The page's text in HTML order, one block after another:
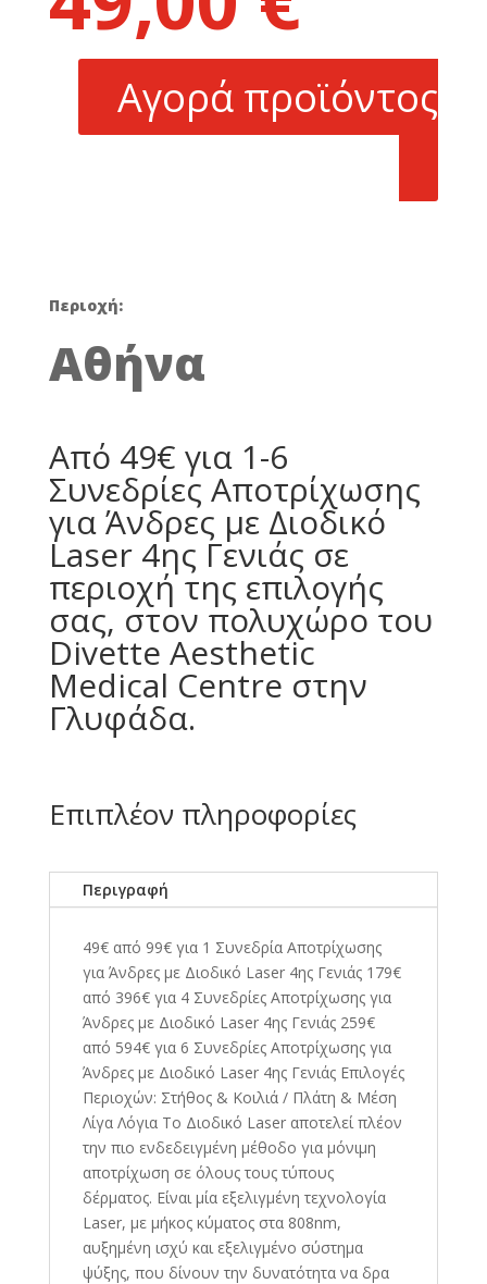
99,00 €.
τιμή
είναι:
49,00 €.
Αγορά προϊόντος
Περιοχή:
Αθήνα
Από 49€ για 1-6
Συνεδρίες Αποτρίχωσης
για Άνδρες με Διοδικό
Laser 4ης Γενιάς σε
περιοχή της επιλογής
σας, στον πολυχώρο του
Divette Aesthetic
Medical Centre στην
Γλυφάδα.
Επιπλέον πληροφορίες
Περιγραφή
49€ από 99€ για 1 Συνεδρία Αποτρίχωσης
για Άνδρες με Διοδικό Laser 4ης Γενιάς 179€
από 396€ για 4 Συνεδρίες Αποτρίχωσης για
Άνδρες με Διοδικό Laser 4ης Γενιάς 259€
από 594€ για 6 Συνεδρίες Αποτρίχωσης για
Άνδρες με Διοδικό Laser 4ης Γενιάς Επιλογές
Περιοχών: Στήθος & Κοιλιά / Πλάτη & Μέση
Λίγα Λόγια Το Διοδικό Laser αποτελεί πλέον
την πιο ενδεδειγμένη μέθοδο για μόνιμη
αποτρίχωση σε όλους τους τύπους
δέρματος. Είναι μία εξελιγμένη τεχνολογία
Laser, με μήκος κύματος στα 808nm,
αυξημένη ισχύ και εξελιγμένο σύστημα
ψύξης, που δίνουν την δυνατότητα να δρα